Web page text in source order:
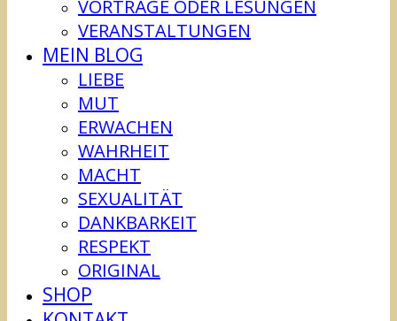
VORTRÄGE ODER LESUNGEN
VERANSTALTUNGEN
MEIN BLOG
LIEBE
MUT
ERWACHEN
WAHRHEIT
MACHT
SEXUALITÄT
DANKBARKEIT
RESPEKT
ORIGINAL
SHOP